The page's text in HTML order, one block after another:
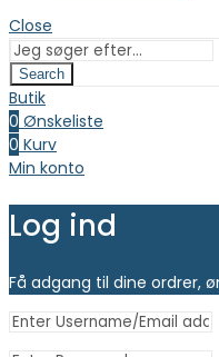
Close
Search
Butik
0 Ønskeliste
0 Kurv
Min konto
Log ind
Få adgang til dine ordrer,